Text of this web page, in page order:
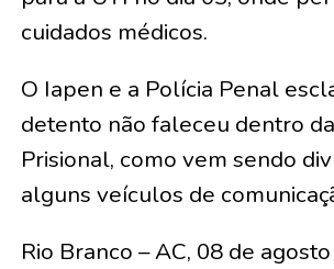
cuidados médicos.
O Iapen e a Polícia Penal
detento não faleceu dentro
Prisional, como vem sendo
alguns veículos de
Rio Branco – AC, 08 de